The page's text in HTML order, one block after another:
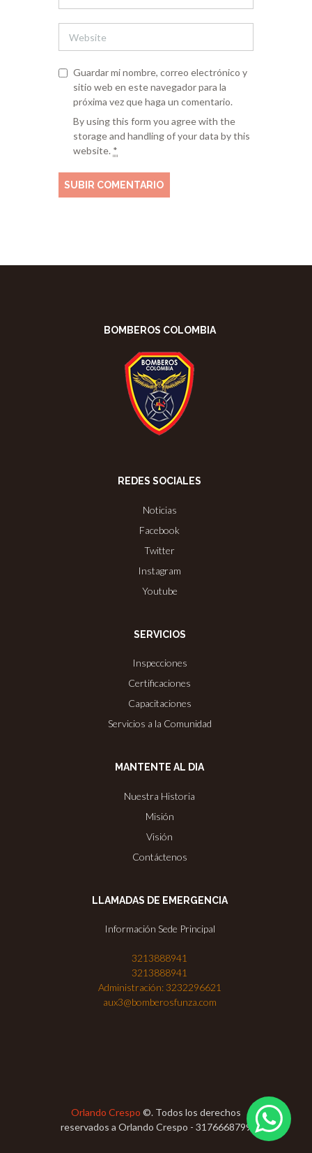
Guardar mi nombre, correo electrónico y
sitio web en este navegador para la
próxima vez que haga un comentario.
By using this form you agree with the
storage and handling of your data by this
website. *
BOMBEROS COLOMBIA
REDES SOCIALES
Noticias
Facebook
Twitter
Instagram
Youtube
SERVICIOS
Inspecciones
Certificaciones
Capacitaciones
Servicios a la Comunidad
MANTENTE AL DIA
Nuestra Historia
Misión
Visión
Contáctenos
LLAMADAS DE EMERGENCIA
Información Sede Principal
3213888941
3213888941
Administración: 3232296621
aux3@bomberosfunza.com
Orlando Crespo ©. Todos los derechos
reservados a Orlando Crespo - 3176668799